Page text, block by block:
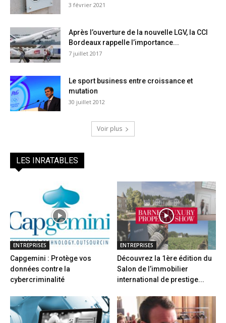
3 février 2021
Après l’ouverture de la nouvelle LGV, la CCI
Bordeaux rappelle l’importance...
7 juillet 2017
Le sport business entre croissance et
mutation
30 juillet 2012
Voir plus
LES INRATABLES
ENTREPRISES
Capgemini : Protège vos
données contre la
cybercriminalité
ENTREPRISES
Découvrez la 1ère édition du
Salon de l’immobilier
international de prestige...